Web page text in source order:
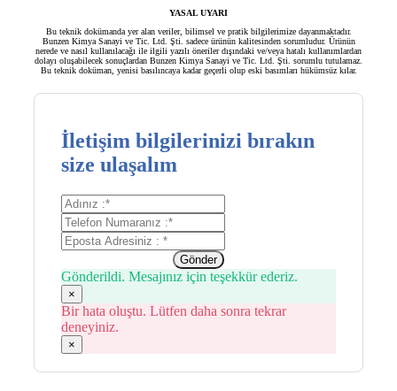
YASAL UYARI
Bu teknik dokümanda yer alan veriler, bilimsel ve pratik bilgilerimize dayanmaktadır.
Bunzen Kimya Sanayi ve Tic. Ltd. Şti. sadece ürünün kalitesinden sorumludur. Ürünün
nerede ve nasıl kullanılacağı ile ilgili yazılı öneriler dışındaki ve/veya hatalı kullanımlardan
dolayı oluşabilecek sonuçlardan Bunzen Kimya Sanayi ve Tic. Ltd. Şti. sorumlu tutulamaz.
Bu teknik doküman, yenisi basılıncaya kadar geçerli olup eski basımları hükümsüz kılar.
İletişim bilgilerinizi bırakın
size ulaşalım
Gönder
Gönderildi. Mesajınız için teşekkür ederiz.
×
Bir hata oluştu. Lütfen daha sonra tekrar
deneyiniz.
×